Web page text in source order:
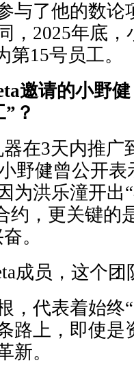
与了他的数论
，2025年底
15号员工。
邀请的小野
？
在3天内推广
野健曾公开
为洪乐潼开出
约，更关键的
。
成员，这个
，代表着始终
路上，即使是
新。